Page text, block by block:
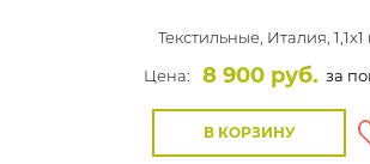
Текстильные, Италия, 1,1x1
Цена:
8 900 руб. за
В КОРЗИНУ